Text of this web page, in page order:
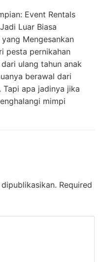
Event Rentals
Luar Biasa
Mengesankan
pesta pernikahan
ulang tahun anak
berawal dari
apa jadinya jika
mimpi
Required